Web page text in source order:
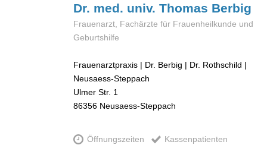
Dr. med. univ. Thomas Berbig
Frauenarzt, Fachärzte für Frauenheilkunde und
Geburtshilfe
Frauenarztpraxis | Dr. Berbig | Dr. Rothschild |
Neusaess-Steppach
Ulmer Str. 1
86356 Neusaess-Steppach
Öffnungszeiten
Kassenpatienten